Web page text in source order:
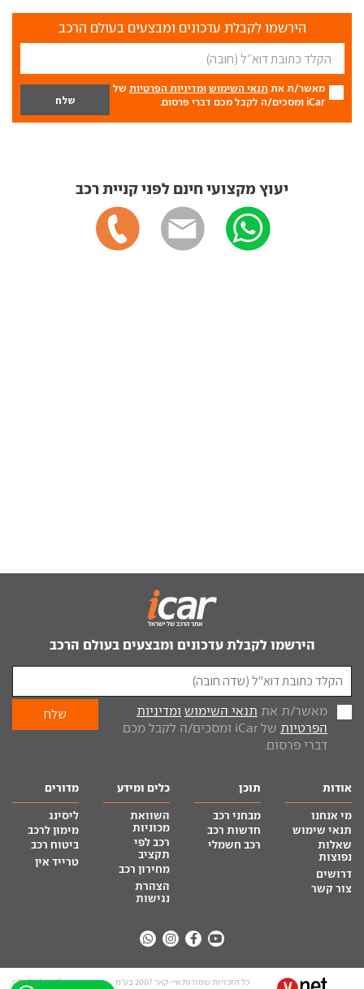
הירשמו לקבלת עדכונים ומבצעים בעולם הרכב
מאשר/ת את תנאי השימוש ומדיניות הפרטיות של
iCar ומסכים/ה לקבל מכם דברי פרסום.
יעוץ מקצועי חינם לפני קניית רכב
הירשמו לקבלת עדכונים ומבצעים בעולם הרכב
מאשר/ת את תנאי השימוש ומדיניות
הפרטיות
של iCar ומסכים/ה לקבל מכם
דברי פרסום.
אודות
מי אנחנו
תנאי שימוש
שאלות
נפוצות
דרושים
צור קשר
תוכן
מבחני רכב
חדשות רכב
רכב חשמלי
כלים ומידע
השוואת
מכוניות
רכב לפי
תקציב
מחירון רכב
הצהרת
נגישות
מדורים
ליסינג
מימון לרכב
ביטוח רכב
טרייד אין
כל הזכויות שמורות אי-קאר 2007 בע”מ site by tq.soft